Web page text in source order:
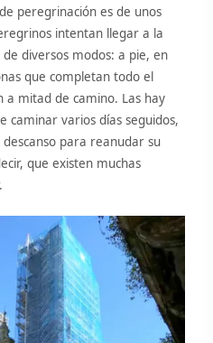
peregrinación es de unos
intentan llegar a la
diversos modos: a pie, en
que completan todo el
a mitad de camino. Las hay
caminar varios días seguidos,
para reanudar su
que existen muchas